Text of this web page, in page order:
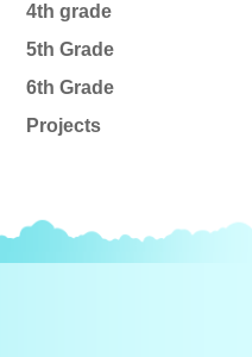
4th grade
5th Grade
6th Grade
Projects